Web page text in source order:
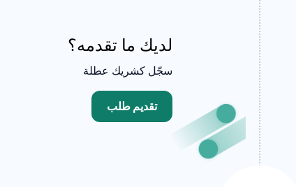
لديك ما تقدمه؟
سجّل كشريك عطلة
تقديم طلب